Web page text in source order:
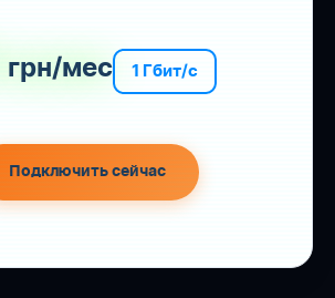
грн/мес 1 Гбит/с
Подключить сейчас